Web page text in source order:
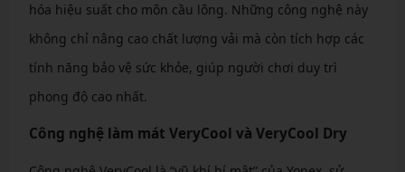
hóa hiệu suất cho môn cầu lông. Những công nghệ này
không chỉ nâng cao chất lượng vải mà còn tích hợp các
tính năng bảo vệ sức khỏe, giúp người chơi duy trì
phong độ cao nhất.
Công nghệ làm mát VeryCool và VeryCool Dry